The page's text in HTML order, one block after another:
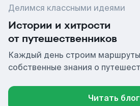
Делимся классными идеями
Истории и хитрости
от путешественников
Каждый день строим маршруты
собственные знания о
Читать блог